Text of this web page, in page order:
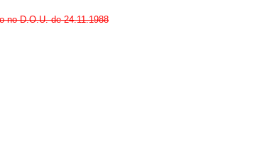
no D.O.U. de 24.11.1988